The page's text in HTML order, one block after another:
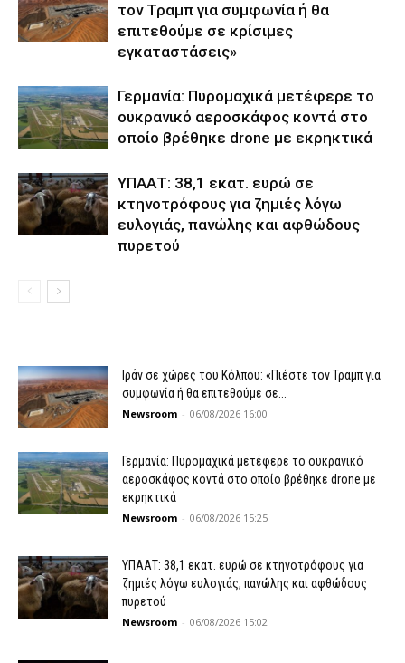
τον Τραμπ για συμφωνία ή θα
επιτεθούμε σε κρίσιμες
εγκαταστάσεις»
Γερμανία: Πυρομαχικά μετέφερε το
ουκρανικό αεροσκάφος κοντά στο
οποίο βρέθηκε drone με εκρηκτικά
ΥΠΑΑΤ: 38,1 εκατ. ευρώ σε
κτηνοτρόφους για ζημιές λόγω
ευλογιάς, πανώλης και αφθώδους
πυρετού
Ιράν σε χώρες του Κόλπου: «Πιέστε τον Τραμπ για
συμφωνία ή θα επιτεθούμε σε...
Newsroom - 06/08/2026 16:00
Γερμανία: Πυρομαχικά μετέφερε το ουκρανικό
αεροσκάφος κοντά στο οποίο βρέθηκε drone με
εκρηκτικά
Newsroom - 06/08/2026 15:25
ΥΠΑΑΤ: 38,1 εκατ. ευρώ σε κτηνοτρόφους για
ζημιές λόγω ευλογιάς, πανώλης και αφθώδους
πυρετού
Newsroom - 06/08/2026 15:02